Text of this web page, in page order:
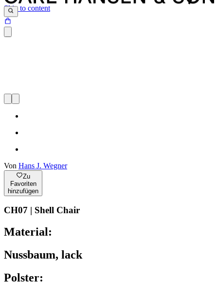
Skip to content
Von Hans J. Wegner
Zu
Favoriten
hinzufügen
CH07 | Shell Chair
Material:
Nussbaum, lack
Polster: